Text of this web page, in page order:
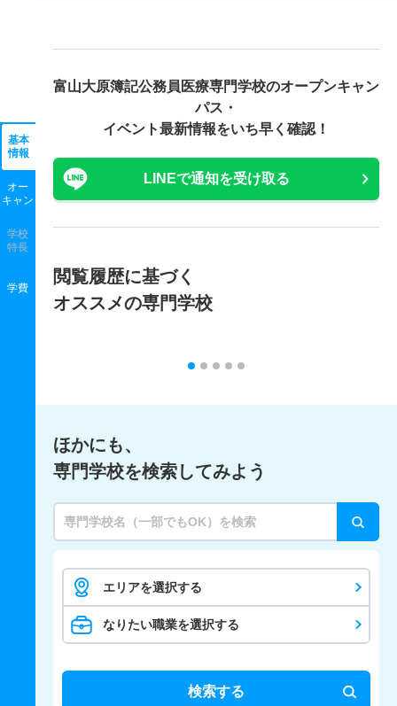
基本
情報
オー
キャン
学校
特長
学費
富山大原簿記公務員医療専門学校のオープンキャン
パス・
イベント最新情報をいち早く確認！
LINEで通知を受け取る
閲覧履歴に基づく
オススメの専門学校
ほかにも、
専門学校を検索してみよう
エリアを選択する
なりたい職業を選択する
検索する